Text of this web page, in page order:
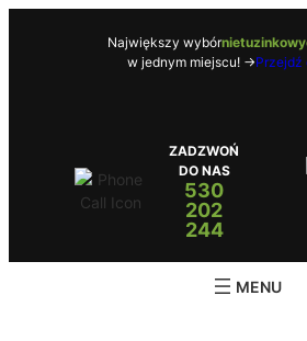
Największy wybór
w jednym miejscu! ->Przejdź
ZADZWOŃ
DO NAS
530
202
244